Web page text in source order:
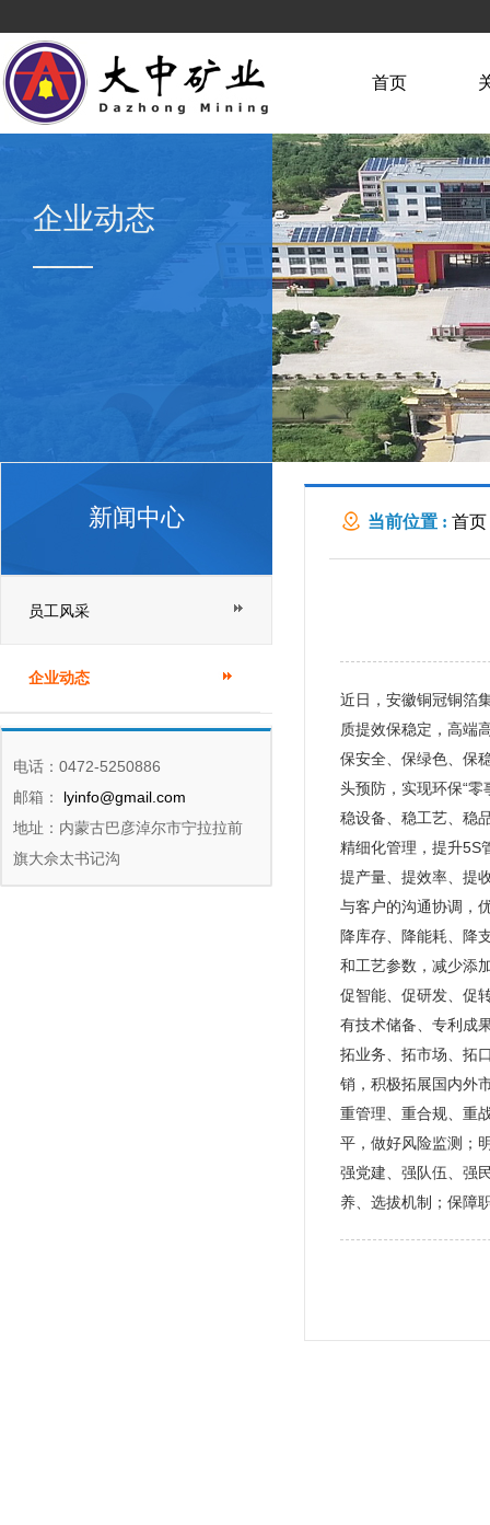
首页
企业动态
新闻中心
员工风采
企业动态
电话：0472-5250886
邮箱：
lyinfo@gmail.com
地址：内蒙古巴彦淖尔市宁拉拉前
旗大佘太书记沟
当前位置 : 首页
近日，安徽铜冠铜箔
质提效保稳定，高端
保安全、保绿色、保
头预防，实现环保“零
稳设备、稳工艺、稳
精细化管理，提升5S
提产量、提效率、提
与客户的沟通协调，
降库存、降能耗、降
和工艺参数，减少添
促智能、促研发、促
有技术储备、专利成
拓业务、拓市场、拓
销，积极拓展国内外
重管理、重合规、重
平，做好风险监测；
强党建、强队伍、强
养、选拔机制；保障